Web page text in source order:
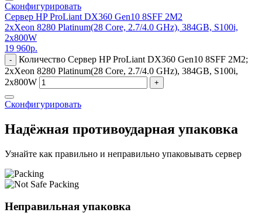
Сконфигурировать
Сервер HP ProLiant DX360 Gen10 8SFF 2M2
2xXeon 8280 Platinum(28 Core, 2.7/4.0 GHz), 384GB, S100i,
2x800W
19 960р.
-
Количество Сервер HP ProLiant DX360 Gen10 8SFF 2M2;
2xXeon 8280 Platinum(28 Core, 2.7/4.0 GHz), 384GB, S100i,
2x800W
+
Сконфигурировать
Надёжная противоударная упаковка
Узнайте как правильно и неправильно упаковывать сервер
Неправильная упаковка